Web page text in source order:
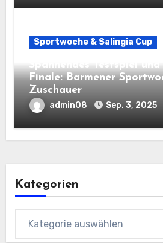
Sportwoche & Salingia Cup
Spannendes Testspiel
Finale: Barmener
Zuschauer
admin08 Sep. 3, 2025
Kategorien